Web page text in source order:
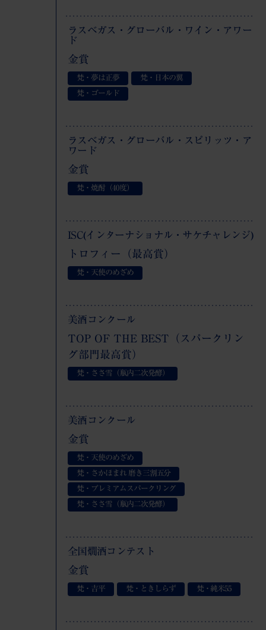
ラスベガス・グローバル・ワイン・アワー
ド
金賞
梵・夢は正夢
梵・日本の翼
梵・ゴールド
ラスベガス・グローバル・スピリッツ・ア
ワード
金賞
梵・焼酎（40度）
ISC(インターナショナル・サケチャレンジ)
トロフィー（最高賞）
梵・天使のめざめ
美酒コンクール
TOP OF THE BEST（スパークリン
グ部門最高賞）
梵・ささ雪（瓶内二次発酵）
美酒コンクール
金賞
梵・天使のめざめ
梵・さかほまれ 磨き三割五分
梵・プレミアムスパークリング
梵・ささ雪（瓶内二次発酵）
全国燗酒コンテスト
金賞
梵・吉平 梵・ときしらず 梵・純米55